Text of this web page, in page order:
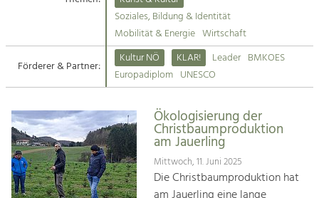
Suche
Impressum
Kontakt
Angebotsentwicklung und
Handwerk, Wissenschaft und Forschung.
Soziales, Bildung &
Identität
Gleichberechtigung, Jugend und
Soziales, Bildung & Identität
Mobilität & Energie Wirtschaft
Förderer & Partner:
Kultur NÖ KLAR! Leader BMKOES
Europadiplom UNESCO
Ökologisierung der
Christbaumproduktion
am Jauerling
Mittwoch, 11. Juni 2025
Die Christbaumproduktion hat